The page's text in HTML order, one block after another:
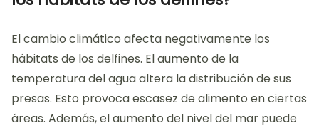
El cambio climático afecta negativamente los
hábitats de los delfines. El aumento de la
temperatura del agua altera la distribución de sus
presas. Esto provoca escasez de alimento en ciertas
áreas. Además, el aumento del nivel del mar puede